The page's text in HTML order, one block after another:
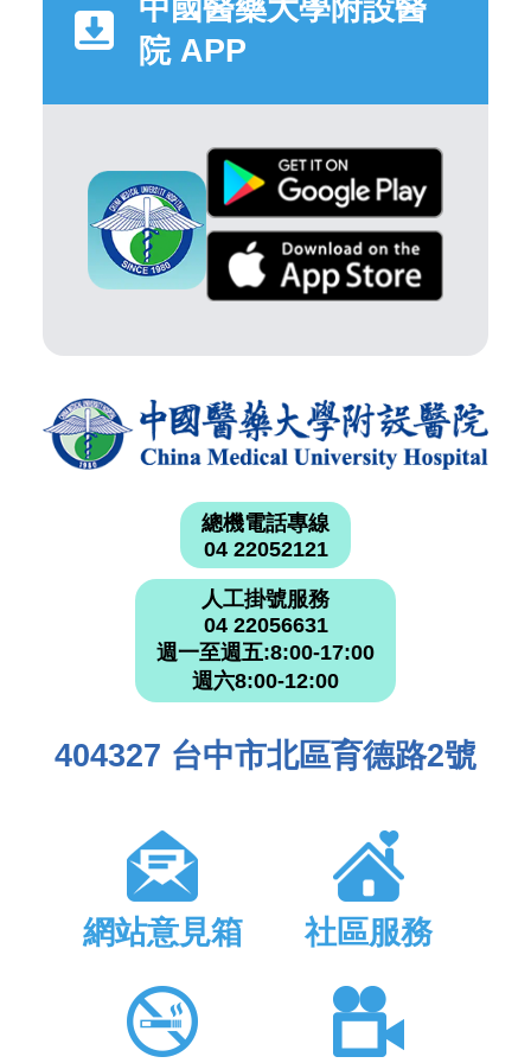
中國醫藥大學附設醫
院 APP
總機電話專線
04 22052121
人工掛號服務
04 22056631
週一至週五:8:00-17:00
週六8:00-12:00
404327 台中市北區育德路2號
網站意見箱 社區服務